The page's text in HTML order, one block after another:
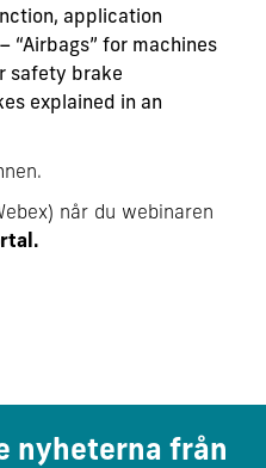
application
“Airbags” for machines
safety brake
explained in an
når du webinaren
.
nyheterna från